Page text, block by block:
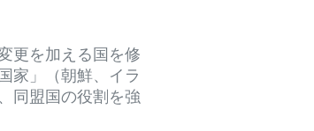
更を加える国を修
家」（朝鮮、イラ
同盟国の役割を強